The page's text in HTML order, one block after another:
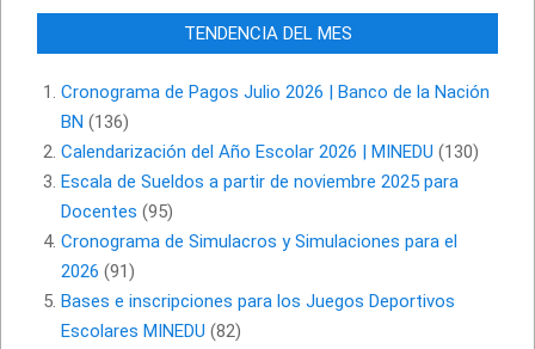
TENDENCIA DEL MES
Cronograma de Pagos Julio 2026 | Banco de la Nación
BN (136)
Calendarización del Año Escolar 2026 | MINEDU (130)
Escala de Sueldos a partir de noviembre 2025 para
Docentes (95)
Cronograma de Simulacros y Simulaciones para el
2026 (91)
Bases e inscripciones para los Juegos Deportivos
Escolares MINEDU (82)